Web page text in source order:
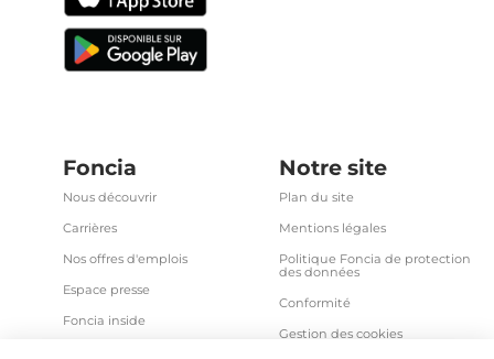
Foncia
Nous découvrir
Carrières
Nos offres d'emplois
Espace presse
Foncia inside
Notre site
Plan du site
Mentions légales
Politique Foncia de protection
des données
Conformité
Gestion des cookies